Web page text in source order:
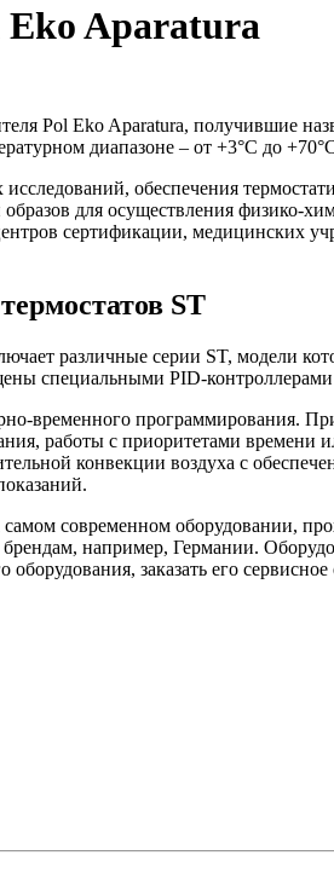
Eko Aparatura
Pol Eko Aparatura, получившие
диапазоне – от +3°С до
обеспечения
для осуществления физико-
сертификации, медицинских
ST
различные серии ST, модели
специальными PID-
временного программирования.
работы с приоритетами времени
конвекции воздуха с
современном оборудовании,
например, Германии.
заказать его